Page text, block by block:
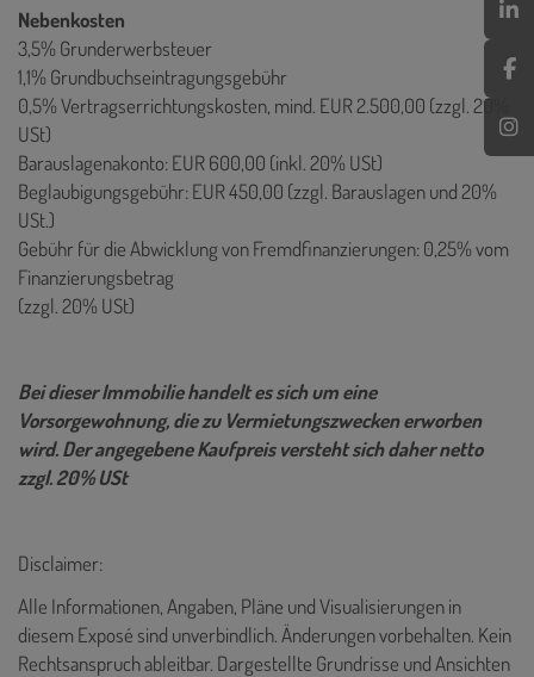
Nebenkosten
3,5% Grunderwerbsteuer
1,1% Grundbuchseintragungsgebühr
0,5% Vertragserrichtungskosten, mind. EUR 2.500,00 (zzgl. 20%
USt)
Barauslagenakonto: EUR 600,00 (inkl. 20% USt)
Beglaubigungsgebühr: EUR 450,00 (zzgl. Barauslagen und 20%
USt.)
Gebühr für die Abwicklung von Fremdfinanzierungen: 0,25% vom
Finanzierungsbetrag
(zzgl. 20% USt)
Bei dieser Immobilie handelt es sich um eine
Vorsorgewohnung, die zu Vermietungszwecken erworben
wird. Der angegebene Kaufpreis versteht sich daher netto
zzgl. 20% USt
Disclaimer:
Alle Informationen, Angaben, Pläne und Visualisierungen in
diesem Exposé sind unverbindlich. Änderungen vorbehalten. Kein
Rechtsanspruch ableitbar. Dargestellte Grundrisse und Ansichten